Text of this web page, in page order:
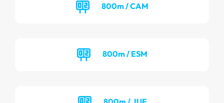
800m / CAM
800m / ESM